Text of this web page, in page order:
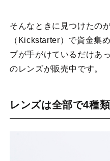
そんなときに見つけたの
（Kickstarter）で資金集
プが手がけているだけあ
のレンズが販売中です。
レンズは全部で4種類